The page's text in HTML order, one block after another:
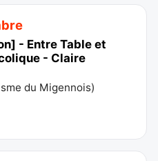
- Entre Table et
- Claire
du Migennois)